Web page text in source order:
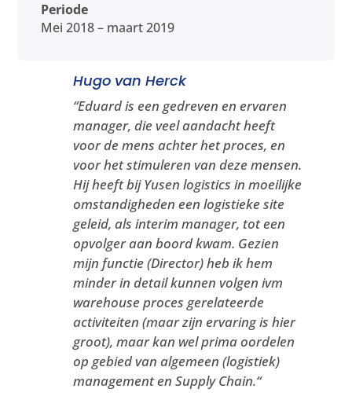
Periode
Mei 2018 – maart 2019
Hugo van Herck
“Eduard is een gedreven en ervaren
manager, die veel aandacht heeft
voor de mens achter het proces, en
voor het stimuleren van deze mensen.
Hij heeft bij Yusen logistics in moeilijke
omstandigheden een logistieke site
geleid, als interim manager, tot een
opvolger aan boord kwam. Gezien
mijn functie (Director) heb ik hem
minder in detail kunnen volgen ivm
warehouse proces gerelateerde
activiteiten (maar zijn ervaring is hier
groot), maar kan wel prima oordelen
op gebied van algemeen (logistiek)
management en Supply Chain.“